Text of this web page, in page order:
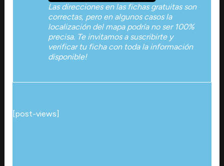
Las direcciones en las fichas gratuitas son
correctas, pero en algunos casos la
localización del mapa podría no ser 100%
precisa. Te invitamos a suscribirte y
verificar tu ficha con toda la información
disponible!
[post-views]